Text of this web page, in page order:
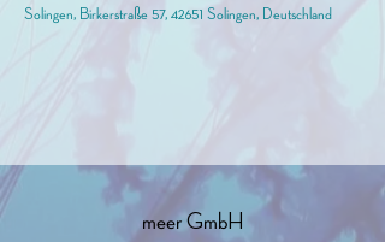
Solingen, Birkerstraße 57, 42651 Solingen, Deutschland
meer GmbH